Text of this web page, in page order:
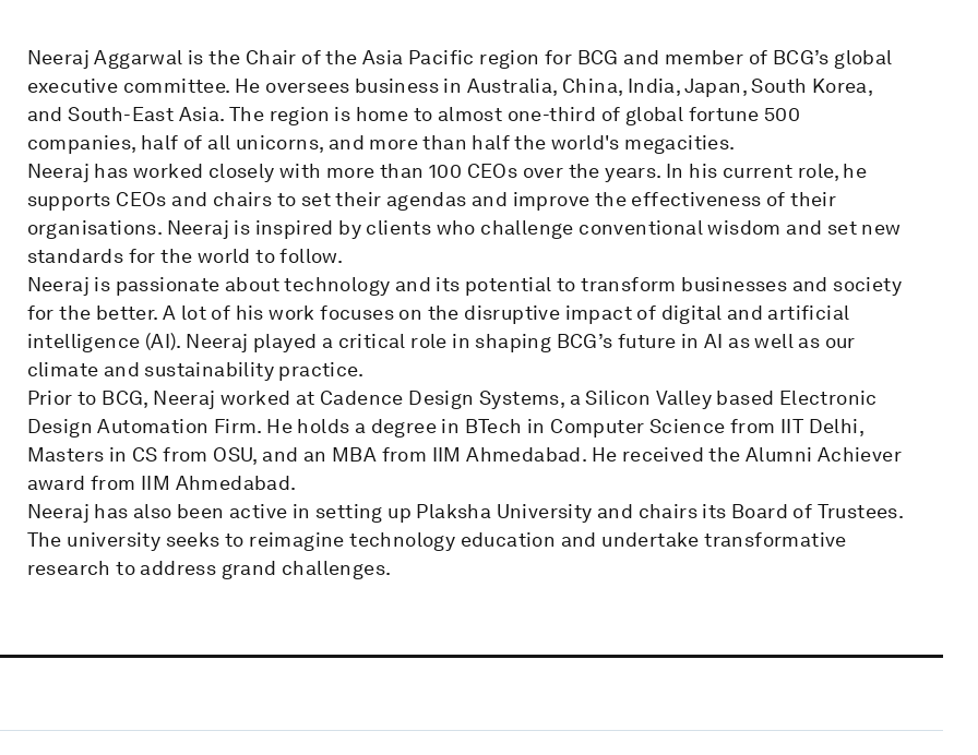
Neeraj Aggarwal is the Chair of the Asia Pacific region for BCG and member of BCG’s global
executive committee. He oversees business in Australia, China, India, Japan, South Korea,
and South-East Asia. The region is home to almost one-third of global fortune 500
companies, half of all unicorns, and more than half the world's megacities.
Neeraj has worked closely with more than 100 CEOs over the years. In his current role, he
supports CEOs and chairs to set their agendas and improve the effectiveness of their
organisations. Neeraj is inspired by clients who challenge conventional wisdom and set new
standards for the world to follow.
Neeraj is passionate about technology and its potential to transform businesses and society
for the better. A lot of his work focuses on the disruptive impact of digital and artificial
intelligence (AI). Neeraj played a critical role in shaping BCG’s future in AI as well as our
climate and sustainability practice.
Prior to BCG, Neeraj worked at Cadence Design Systems, a Silicon Valley based Electronic
Design Automation Firm. He holds a degree in BTech in Computer Science from IIT Delhi,
Masters in CS from OSU, and an MBA from IIM Ahmedabad. He received the Alumni Achiever
award from IIM Ahmedabad.
Neeraj has also been active in setting up Plaksha University and chairs its Board of Trustees.
The university seeks to reimagine technology education and undertake transformative
research to address grand challenges.